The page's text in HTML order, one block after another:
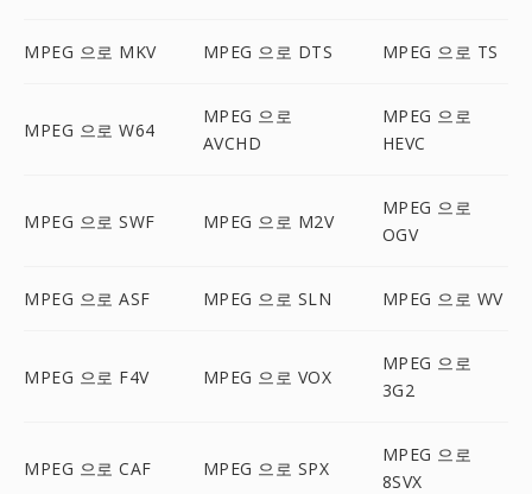
MPEG 으로 MKV MPEG 으로 DTS MPEG 으로 TS
MPEG 으로 W64
MPEG 으로
AVCHD
MPEG 으로
HEVC
MPEG 으로 SWF MPEG 으로 M2V
MPEG 으로
OGV
MPEG 으로 ASF MPEG 으로 SLN MPEG 으로 WV
MPEG 으로 F4V MPEG 으로 VOX
MPEG 으로
3G2
MPEG 으로 CAF MPEG 으로 SPX
MPEG 으로
8SVX